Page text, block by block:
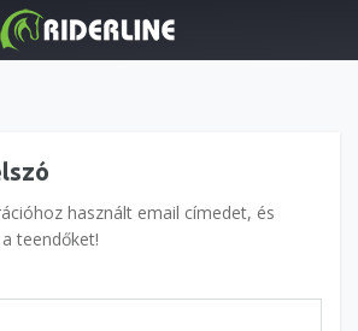
használt email címedet, és
teendőket!